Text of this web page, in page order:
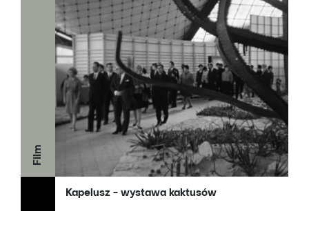
Film
Kapelusz - wystawa kaktusów